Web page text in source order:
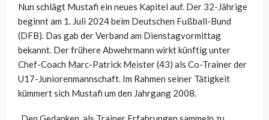
Nun schlägt Mustafi ein neues Kapitel auf. Der 32-Jährige
beginnt am 1. Juli 2024 beim Deutschen Fußball-Bund
(DFB). Das gab der Verband am Dienstagvormittag
bekannt. Der frühere Abwehrmann wirkt künftig unter
Chef-Coach Marc-Patrick Meister (43) als Co-Trainer der
U17-Juniorenmannschaft. Im Rahmen seiner Tätigkeit
kümmert sich Mustafi um den Jahrgang 2008.